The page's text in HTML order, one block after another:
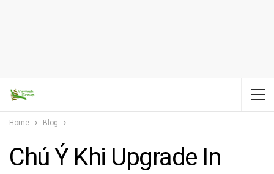
Home Blog
Chú Ý Khi Upgrade In